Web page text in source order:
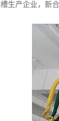
生产企业，新